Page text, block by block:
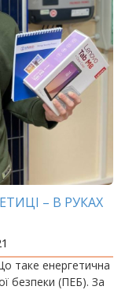
– В РУКАХ
таке енергетична
безпеки (ПЕБ). За